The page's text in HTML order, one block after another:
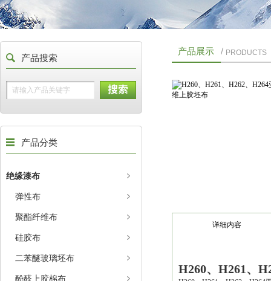
产品搜索
产品分类
绝缘漆布
弹性布
聚酯纤维布
硅胶布
二苯醚玻璃坯布
酚醛上胶棉布
产品展示 / PRODUCTS
详细内容
H260、H261、